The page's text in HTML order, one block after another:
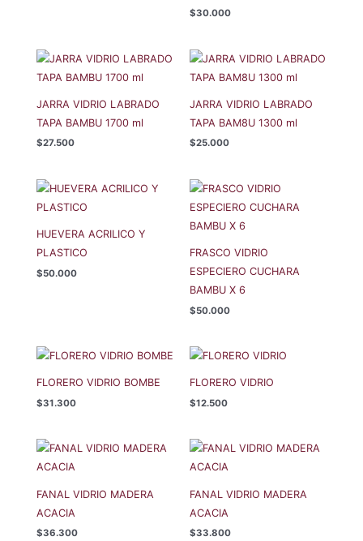
$30.000
JARRA VIDRIO LABRADO
TAPA BAMBU 1700 ml
$27.500
JARRA VIDRIO LABRADO
TAPA BAM8U 1300 ml
$25.000
HUEVERA ACRILICO Y
PLASTICO
$50.000
FRASCO VIDRIO
ESPECIERO CUCHARA
BAMBU X 6
$50.000
FLORERO VIDRIO BOMBE
$31.300
FLORERO VIDRIO
$12.500
FANAL VIDRIO MADERA
ACACIA
$36.300
FANAL VIDRIO MADERA
ACACIA
$33.800